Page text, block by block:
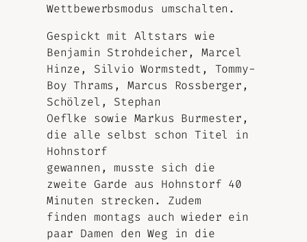
Wettbewerbsmodus umschalten.
Gespickt mit Altstars wie
Benjamin Strohdeicher, Marcel
Hinze, Silvio Wormstedt, Tommy-
Boy Thrams, Marcus Rossberger,
Schölzel, Stephan
Oeflke sowie Markus Burmester,
die alle selbst schon Titel in
Hohnstorf
gewannen, musste sich die
zweite Garde aus Hohnstorf 40
Minuten strecken. Zudem
finden montags auch wieder ein
paar Damen den Weg in die